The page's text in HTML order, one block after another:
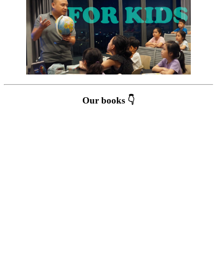
Our books 👇